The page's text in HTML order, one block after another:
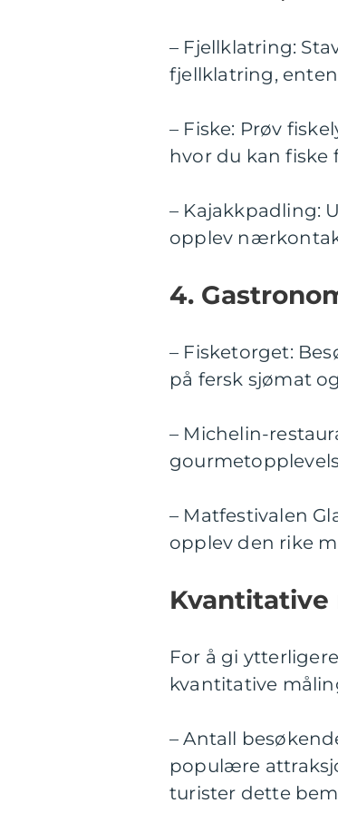
– Fjellklatring:
fjellklatring,
– Fiske: Prøv
hvor du kan fiske
– Kajakkpadling:
opplev
4.
– Fisketorget:
på fersk sjømat
– Michelin-
– Matfestivalen
opplev den rike
Kvantitative
For å gi
kvantitative
– Antall
populære
turister dette